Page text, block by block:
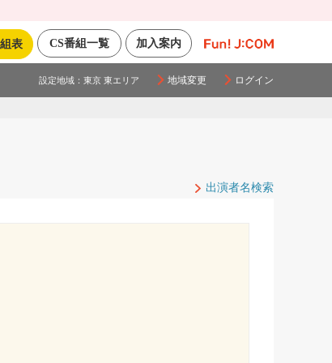
加入案内
CS番組一覧
表
設定地域： 東京 東エリア 地域変更 ログイン
出演者名検索